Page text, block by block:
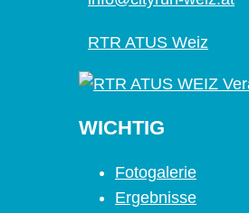
RTR ATUS Weiz
WICHTIG
Fotogalerie
Ergebnisse